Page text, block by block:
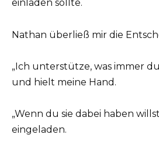
einladen sollte.
Nathan überließ mir die
„Ich unterstütze, was immer
und hielt meine Hand.
„Wenn du sie dabei haben
eingeladen.